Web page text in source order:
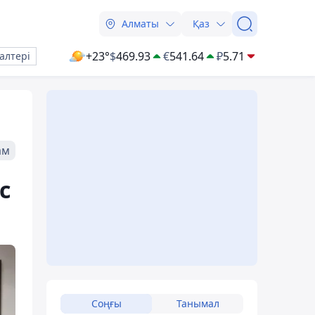
Алматы Қаз
+23°$469.93 €541.64 ₽5.71
Соңғы Танымал